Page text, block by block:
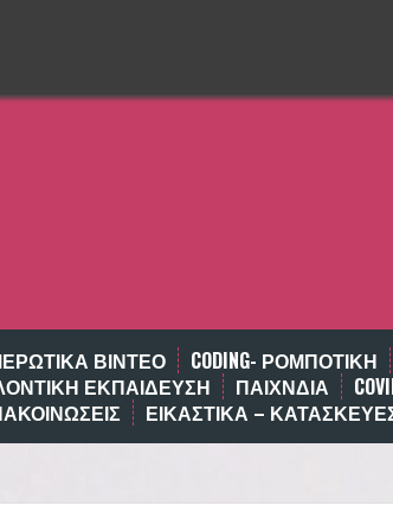
ΒΊΝΤΕΟ CODING- ΡΟΜΠΟΤΙΚΉ
ΕΚΠΑΊΔΕΥΣΗ ΠΑΙΧΝΔΙΑ
ΕΙΚΑΣΤΙΚΑ –